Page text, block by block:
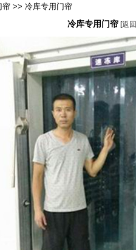
>> 冷库专用门帘
冷库专用门帘 [返回